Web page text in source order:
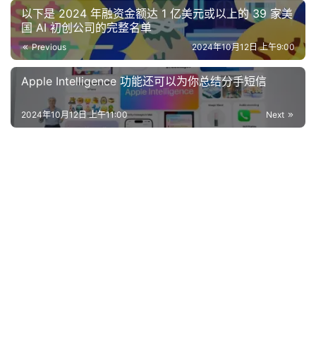
以下是 2024 年融资金额达 1 亿美元或以上的 39 家美
国 AI 初创公司的完整名单
Previous 2024年10月12日 上午9:00
Apple Intelligence 功能还可以为你总结分手短信
Next
2024年10月12日 上午11:00